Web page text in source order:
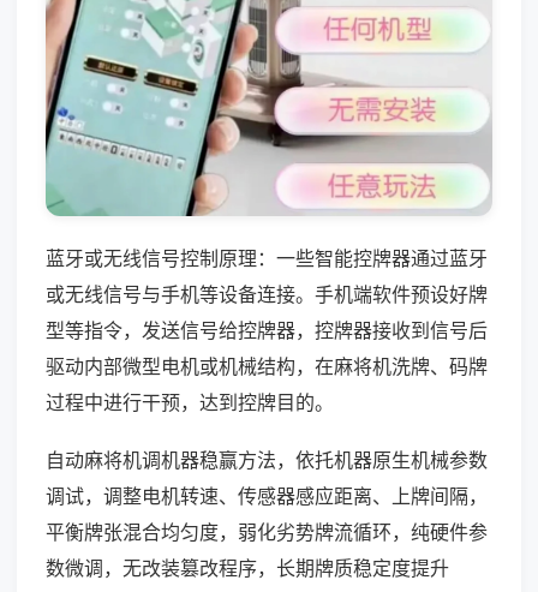
蓝牙或无线信号控制原理：一些智能控牌器通过蓝牙
或无线信号与手机等设备连接。手机端软件预设好牌
型等指令，发送信号给控牌器，控牌器接收到信号后
驱动内部微型电机或机械结构，在麻将机洗牌、码牌
过程中进行干预，达到控牌目的。
自动麻将机调机器稳赢方法，依托机器原生机械参数
调试，调整电机转速、传感器感应距离、上牌间隔，
平衡牌张混合均匀度，弱化劣势牌流循环，纯硬件参
数微调，无改装篡改程序，长期牌质稳定度提升